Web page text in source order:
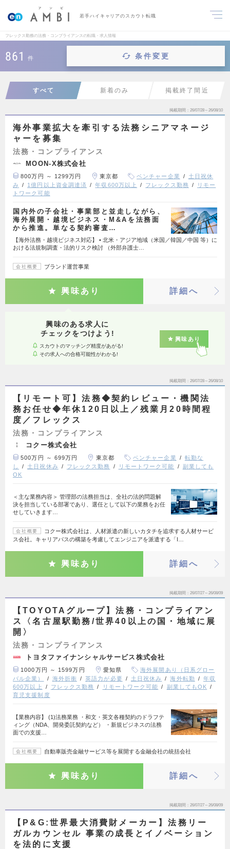
若手ハイキャリアのスカウト転職
フレックス勤務の法務・コンプライアンスの転職・求人情報
861 件 条件変更
すべて 新着のみ 掲載終了間近
掲載期間 26/07/28～26/08/10
海外事業拡大を牽引する法務シニアマネージ
ャーを募集
法務・コンプライアンス
MOON-X株式会社
800万円 ～ 1299万円 東京都 ベンチャー企業
土日祝休
み
1億円以上資金調達済 年収600万以上 フレックス勤務
リモー
トワーク可能
国内外の子会社・事業部と並走しながら、
海外展開・越境ビジネス・M&Aを法務面
から推進。単なる契約審査…
【海外法務・越境ビジネス対応】 • 北米・アジア地域（米国／韓国／中国 等）に
おける法規制調査・法的リスク検討 （外部弁護士…
会社概要 ブランド運営事業
興味あり 詳細へ
興味のある求人に
チェックをつけよう!
スカウトのマッチング精度があがる!
その求人への合格可能性がわかる!
興味あり
掲載期間 26/07/28～26/08/10
【リモート可】法務◆契約レビュー・機関法
務お任せ◆年休120日以上／残業月20時間程
度／フレックス
法務・コンプライアンス
コクー株式会社
500万円 ～ 699万円 東京都 ベンチャー企業
転勤な
し
土日祝休み フレックス勤務 リモートワーク可能
副業しても
OK
＜主な業務内容＞ 管理部の法務担当は、全社の法的問題解
決を担当している部署であり、選任として以下の業務をお任
せしていきます…
会社概要
コクー株式会社は、人材派遣の新しいカタチを追求する人材サービ
ス会社。キャリアパスの構築を考慮してエンジニアを派遣する「I…
興味あり 詳細へ
掲載期間 26/07/27～26/08/09
【TOYOTAグループ】法務・コンプライアン
ス〈名古屋駅勤務/世界40以上の国・地域に展
開〉
法務・コンプライアンス
トヨタファイナンシャルサービス株式会社
1000万円 ～ 1599万円 愛知県
海外展開あり（日系グロー
バル企業）
海外折衝 英語力が必要 土日祝休み 海外転勤
年収
600万以上
フレックス勤務 リモートワーク可能
副業してもOK
育児支援制度
【業務内容】 (1)法務業務 ・和文・英文各種契約のドラフテ
ィング（NDA、開発委託契約など） ・新規ビジネスの法務
面での支援…
会社概要 自動車販売金融サービス等を展開する金融会社の統括会社
興味あり 詳細へ
掲載期間 26/07/27～26/08/09
【P&G:世界最大消費財メーカー】法務リー
ガルカウンセル 事業の成長とイノベーション
を法的に支援